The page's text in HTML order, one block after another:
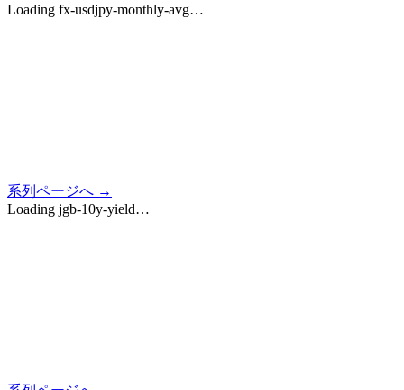
Loading fx-usdjpy-monthly-avg…
系列ページへ →
Loading jgb-10y-yield…